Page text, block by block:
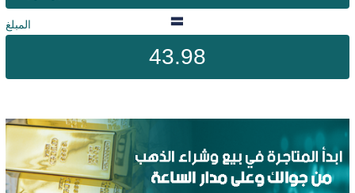
المبلغ
43.98